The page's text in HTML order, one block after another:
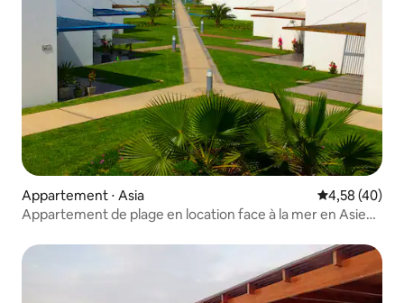
Appartement ⋅ Asia Évaluation
4,58 (40)
Appartement de plage en location face à la mer en Asie